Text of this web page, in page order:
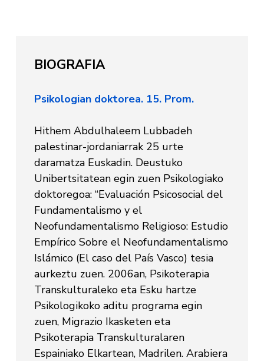
BIOGRAFIA
Psikologian doktorea. 15. Prom.
Hithem Abdulhaleem Lubbadeh
palestinar-jordaniarrak 25 urte
daramatza Euskadin. Deustuko
Unibertsitatean egin zuen Psikologiako
doktoregoa: “Evaluación Psicosocial del
Fundamentalismo y el
Neofundamentalismo Religioso: Estudio
Empírico Sobre el Neofundamentalismo
Islámico (El caso del País Vasco) tesia
aurkeztu zuen. 2006an, Psikoterapia
Transkulturaleko eta Esku hartze
Psikologikoko aditu programa egin
zuen, Migrazio Ikasketen eta
Psikoterapia Transkulturalaren
Espainiako Elkartean, Madrilen. Arabiera